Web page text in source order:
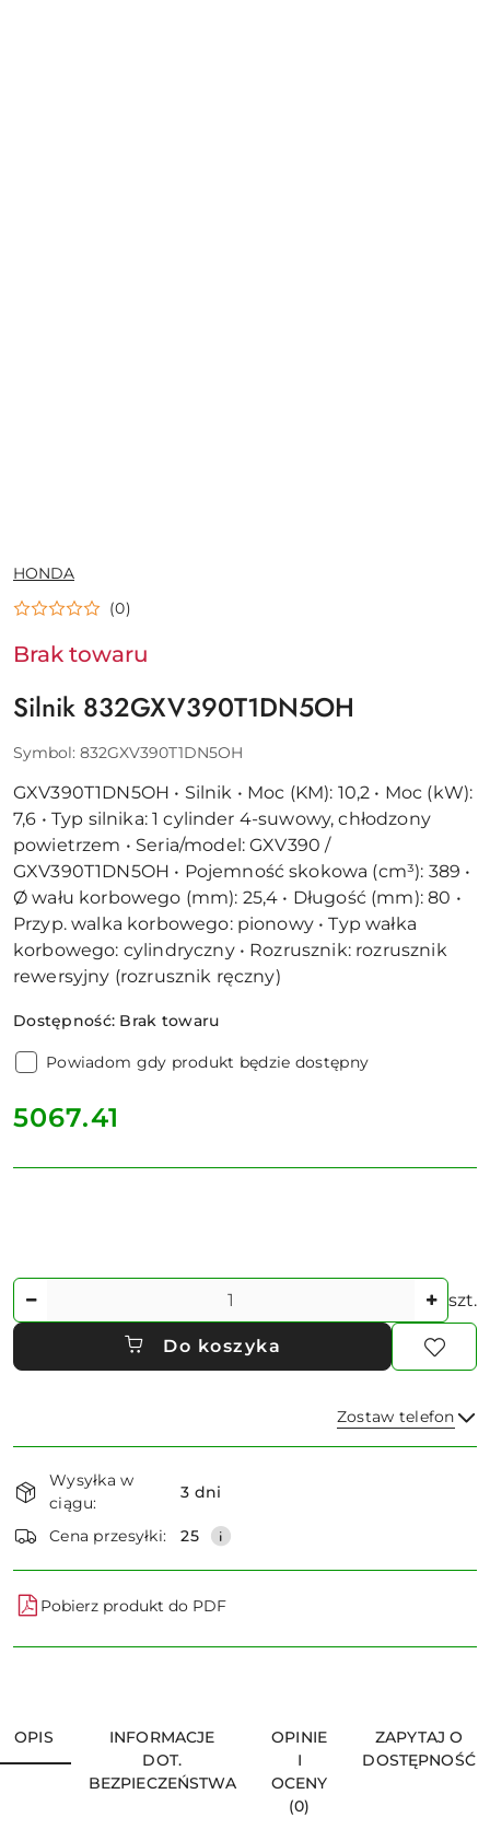
NAZWA
PRODUCENTA:
HONDA
(0)
Brak towaru
Silnik 832GXV390T1DN5OH
Symbol: 832GXV390T1DN5OH
GXV390T1DN5OH • Silnik • Moc (KM): 10,2 • Moc (kW):
7,6 • Typ silnika: 1 cylinder 4-suwowy, chłodzony
powietrzem • Seria/model: GXV390 /
GXV390T1DN5OH • Pojemność skokowa (cm³): 389 •
Ø wału korbowego (mm): 25,4 • Długość (mm): 80 •
Przyp. walka korbowego: pionowy • Typ wałka
korbowego: cylindryczny • Rozrusznik: rozrusznik
rewersyjny (rozrusznik ręczny)
Dostępność: Brak towaru
Powiadom gdy produkt będzie dostępny
cena:
5067.41
Ilość szt.
Do koszyka
Zostaw telefon
i
dostawa
Wysyłka w
ciągu:
3 dni
Cena przesyłki: 25
Pobierz produkt do PDF
OPIS
INFORMACJE
DOT.
BEZPIECZEŃSTWA
OPINIE
I
OCENY
(0)
ZAPYTAJ O
DOSTĘPNOŚĆ